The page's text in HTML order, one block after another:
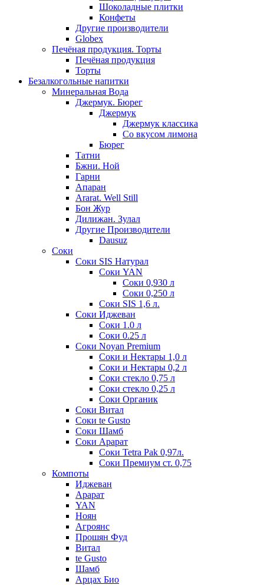
Шоколадные плитки
Конфеты
Другие производители
Globex
Печёная продукция. Торты
Печёная продукция
Торты
Безалкогольные напитки
Минеральная Вода
Джермук. Бюрег
Джермук
Джермук классика
Со вкусом лимона
Бюрег
Татни
Бжни. Ной
Гарни
Апаран
Ararat. Well Still
Бон Жур
Дилижан. Зулал
Другие Производители
Dausuz
Соки
Соки SIS Натурал
Соки YAN
Соки 0,930 л
Соки 0,250 л
Соки SIS 1,6 л.
Соки Иджеван
Соки 1.0 л
Соки 0.25 л
Соки Noyan Premium
Соки и Нектары 1,0 л
Соки и Нектары 0,2 л
Соки стекло 0,75 л
Соки стекло 0,25 л
Соки Органик
Соки Витал
Соки te Gusto
Соки Шамб
Соки Арарат
Соки Tetra Pak 0,97л.
Соки Премиум ст. 0,75
Компоты
Иджеван
Арарат
YAN
Ноян
Агроянс
Прошян Фуд
Витал
te Gusto
Шамб
Арцах Био